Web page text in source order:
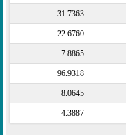
31.7363
22.6760
7.8865
96.9318
8.0645
4.3887